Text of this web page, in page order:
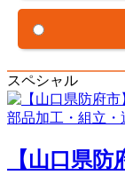
スペシャル
【山口県